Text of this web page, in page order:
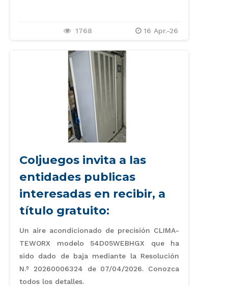
1768 16 Apr.-26
Coljuegos invita a las
entidades publicas
interesadas en recibir, a
título gratuito:
Un aire acondicionado de precisión CLIMA-
TEWORX modelo 54D05WEBHGX que ha
sido dado de baja mediante la Resolución
N.º 20260006324 de 07/04/2026. Conozca
todos los detalles.